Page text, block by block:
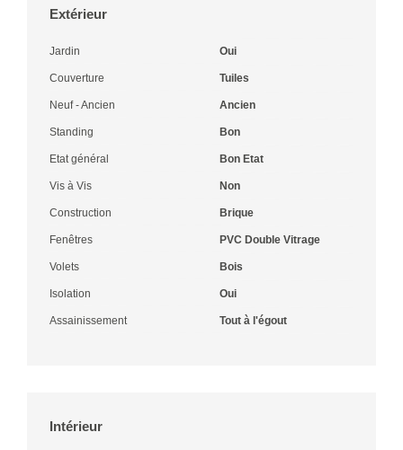
Extérieur
Jardin Oui
Couverture Tuiles
Neuf - Ancien Ancien
Standing Bon
Etat général Bon Etat
Vis à Vis Non
Construction Brique
Fenêtres PVC Double Vitrage
Volets Bois
Isolation Oui
Assainissement Tout à l'égout
Intérieur